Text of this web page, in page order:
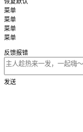
恢复默认
菜单
菜单
菜单
菜单
反馈报错
发送